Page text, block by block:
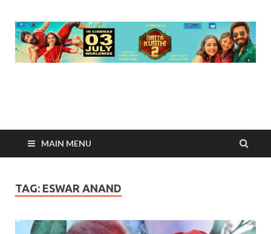
MAIN MENU
TAG: ESWAR ANAND